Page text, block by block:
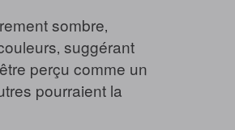
sombre‚
suggérant
perçu comme un
pourraient la